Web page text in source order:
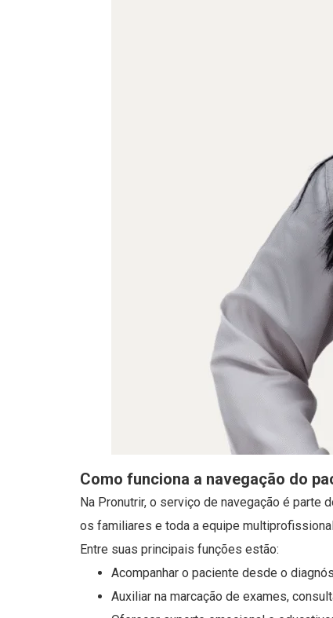
Como funciona a navegação do
Na Pronutrir, o serviço de navegação é parte
os familiares e toda a equipe
Entre suas principais funções estão:
Acompanhar o paciente desde o
Auxiliar na marcação de exames,